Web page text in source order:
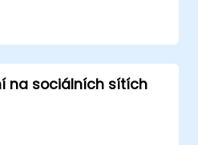
mezi
jako jsou
a sociální sítě.
za účelem
na sociálních sítích